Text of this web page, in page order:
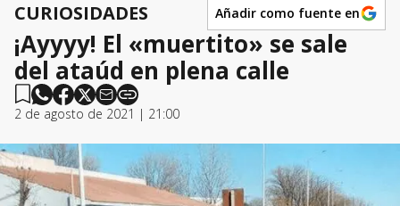
CURIOSIDADES Añadir como fuente en
¡Ayyyy! El «muertito» se sale
del ataúd en plena calle
2 de agosto de 2021 | 21:00